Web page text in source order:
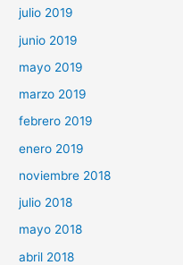
julio 2019
junio 2019
mayo 2019
marzo 2019
febrero 2019
enero 2019
noviembre 2018
julio 2018
mayo 2018
abril 2018